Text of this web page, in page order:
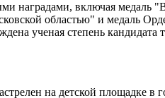
наградами, включая медаль
областью" и медаль
ученая степень кандидата
на детской площадке в